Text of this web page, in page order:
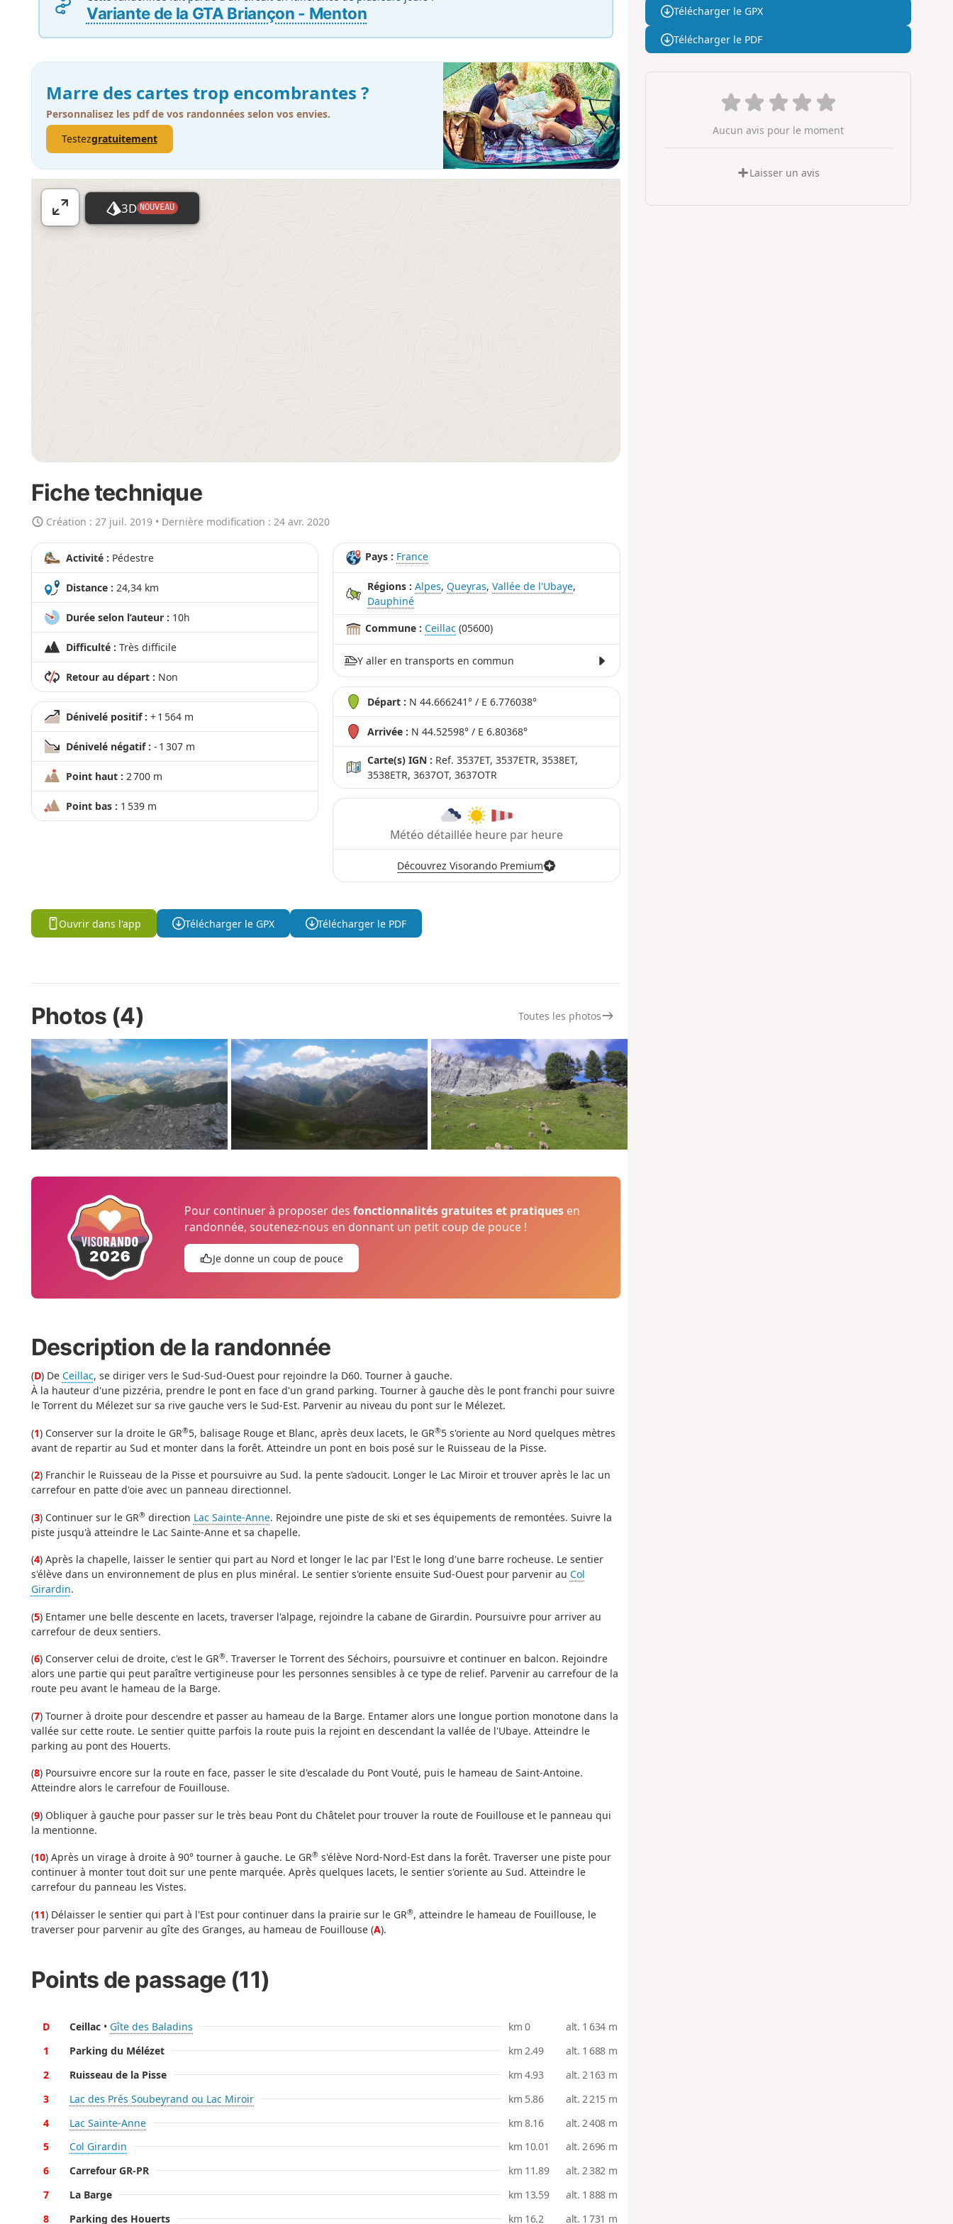
Variante de la GTA Briançon - Menton
Marre des cartes trop encombrantes ?
Personnalisez les pdf de vos randonnées selon vos envies.
Testezgratuitement
A
ff
e
n
g
r
d
3D NOUVEAU
Fiche technique
Création :27 juil. 2019 • Dernière modification :24 avr. 2020
Activité : Pédestre
Distance : 24,34 km
Durée selon l’auteur : 10h
Difficulté : Très difficile
Retour au départ : Non
Dénivelé positif : + 1 564 m
Dénivelé négatif : - 1 307 m
Point haut : 2 700 m
Point bas : 1 539 m
Pays : France
Régions : Alpes, Queyras,Vallée de l'Ubaye,
Dauphiné
Commune : Ceillac (05600)
Y aller en transports en commun
Départ : N 44.666241° / E 6.776038°
Arrivée : N 44.52598° / E 6.80368°
Carte(s) IGN : Ref. 3537ET, 3537ETR, 3538ET,
3538ETR, 3637OT, 3637OTR
Météo détaillée heure par heure
Découvrez Visorando Premium
Ouvrir dans l'app Télécharger le GPX Télécharger le PDF
Photos (4) Toutes les photos
Pour continuer à proposer desfonctionnalités gratuites et pratiques en
randonnée, soutenez-nous en donnant un petit coup de pouce !
Je donne un coup de pouce
Description de la randonnée
(D) De Ceillac, se diriger vers le Sud-Sud-Ouest pour rejoindre la D60. Tourner à gauche.
À la hauteur d'une pizzéria, prendre le pont en face d'un grand parking. Tourner à gauche dès le pont franchi pour suivre
le Torrent du Mélezet sur sa rive gauche vers le Sud-Est. Parvenir au niveau du pont sur le Mélezet.
(1) Conserver sur la droite le GR®5, balisage Rouge et Blanc, après deux lacets, le GR®5 s'oriente au Nord quelques mètres
avant de repartir au Sud et monter dans la forêt. Atteindre un pont en bois posé sur le Ruisseau de la Pisse.
(2) Franchir le Ruisseau de la Pisse et poursuivre au Sud. la pente s’adoucit. Longer le Lac Miroir et trouver après le lac un
carrefour en patte d'oie avec un panneau directionnel.
(3) Continuer sur le GR®direction Lac Sainte-Anne. Rejoindre une piste de ski et ses équipements de remontées. Suivre la
piste jusqu'à atteindre le Lac Sainte-Anne et sa chapelle.
(4) Après la chapelle, laisser le sentier qui part au Nord et longer le lac par l'Est le long d'une barre rocheuse. Le sentier
s'élève dans un environnement de plus en plus minéral. Le sentier s'oriente ensuite Sud-Ouest pour parvenir au Col
Girardin.
(5) Entamer une belle descente en lacets, traverser l'alpage, rejoindre la cabane de Girardin. Poursuivre pour arriver au
carrefour de deux sentiers.
(6) Conserver celui de droite, c'est le GR®. Traverser le Torrent des Séchoirs, poursuivre et continuer en balcon. Rejoindre
alors une partie qui peut paraître vertigineuse pour les personnes sensibles à ce type de relief. Parvenir au carrefour de la
route peu avant le hameau de la Barge.
(7) Tourner à droite pour descendre et passer au hameau de la Barge. Entamer alors une longue portion monotone dans la
vallée sur cette route. Le sentier quitte parfois la route puis la rejoint en descendant la vallée de l'Ubaye. Atteindre le
parking au pont des Houerts.
(8) Poursuivre encore sur la route en face, passer le site d'escalade du Pont Vouté, puis le hameau de Saint-Antoine.
Atteindre alors le carrefour de Fouillouse.
(9) Obliquer à gauche pour passer sur le très beau Pont du Châtelet pour trouver la route de Fouillouse et le panneau qui
la mentionne.
(10) Après un virage à droite à 90° tourner à gauche. Le GR®s'élève Nord-Nord-Est dans la forêt. Traverser une piste pour
continuer à monter tout doit sur une pente marquée. Après quelques lacets, le sentier s'oriente au Sud. Atteindre le
carrefour du panneau les Vistes.
(11) Délaisser le sentier qui part à l'Est pour continuer dans la prairie sur le GR®, atteindre le hameau de Fouillouse, le
traverser pour parvenir au gîte des Granges, au hameau de Fouillouse (A).
Points de passage (11)
D Ceillac • Gîte des Baladins km 0
alt. 1 634 m
1
Parking du Mélézet km 2.49
alt. 1 688 m
2
Ruisseau de la Pisse km 4.93
alt. 2 163 m
3
Lac des Prés Soubeyrand ou Lac Miroir km 5.86
alt. 2 215 m
4
Lac Sainte-Anne km 8.16
alt. 2 408 m
5
Col Girardin km 10.01
alt. 2 696 m
6
Carrefour GR-PR km 11.89
alt. 2 382 m
7
La Barge km 13.59
alt. 1 888 m
8
Parking des Houerts km 16.2 alt. 1 731 m
Télécharger le GPX
Télécharger le PDF
Aucun avis pour le moment
Laisser un avis